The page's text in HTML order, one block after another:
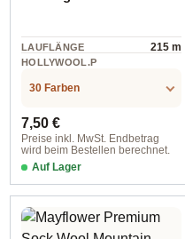
LAUFLÄNGE 215 m
HOLLYWOOL.P
.LABEL.MATERI
30 Farben
Regulärer Preis:
7,50 €
Preise inkl. MwSt. Endbetrag
wird beim Bestellen berechnet.
Auf Lager
Farbe 007 rabe